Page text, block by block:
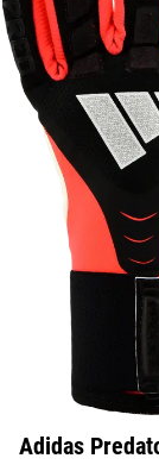
Adidas